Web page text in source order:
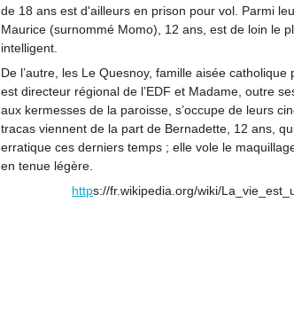
de 18 ans est d'ailleurs en prison pour vol. Parmi
Maurice (surnommé Momo), 12 ans, est de loin le
intelligent.
De l’autre, les Le Quesnoy, famille aisée
est directeur régional de l’EDF et Madame, outre
aux kermesses de la paroisse, s’occupe de leurs
tracas viennent de la part de Bernadette, 12 ans,
erratique ces derniers temps ; elle vole le
en tenue légère.
https://fr.wikipedia.org/wiki/